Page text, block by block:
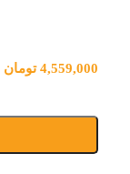
4,559,000 تومان